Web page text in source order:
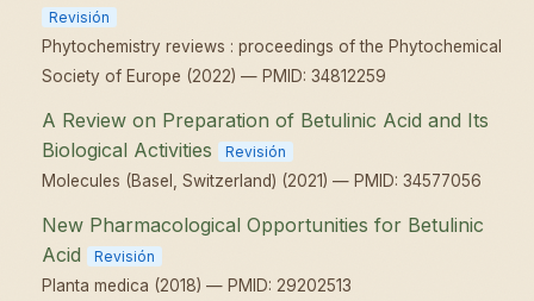
Revisión
Phytochemistry reviews : proceedings of the Phytochemical
Society of Europe (2022) — PMID: 34812259
A Review on Preparation of Betulinic Acid and Its
Biological Activities
Revisión
Molecules (Basel, Switzerland) (2021) — PMID: 34577056
New Pharmacological Opportunities for Betulinic
Acid
Revisión
Planta medica (2018) — PMID: 29202513